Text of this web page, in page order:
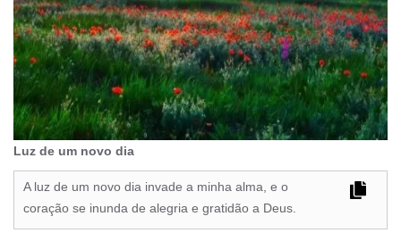
Luz de um novo dia
A luz de um novo dia invade a minha alma, e o
coração se inunda de alegria e gratidão a Deus.